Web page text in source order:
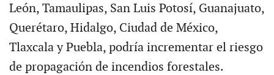
León, Tamaulipas, San Luis Potosí, Guanajuato,
Querétaro, Hidalgo, Ciudad de México,
Tlaxcala y Puebla, podría incrementar el riesgo
de propagación de incendios forestales.